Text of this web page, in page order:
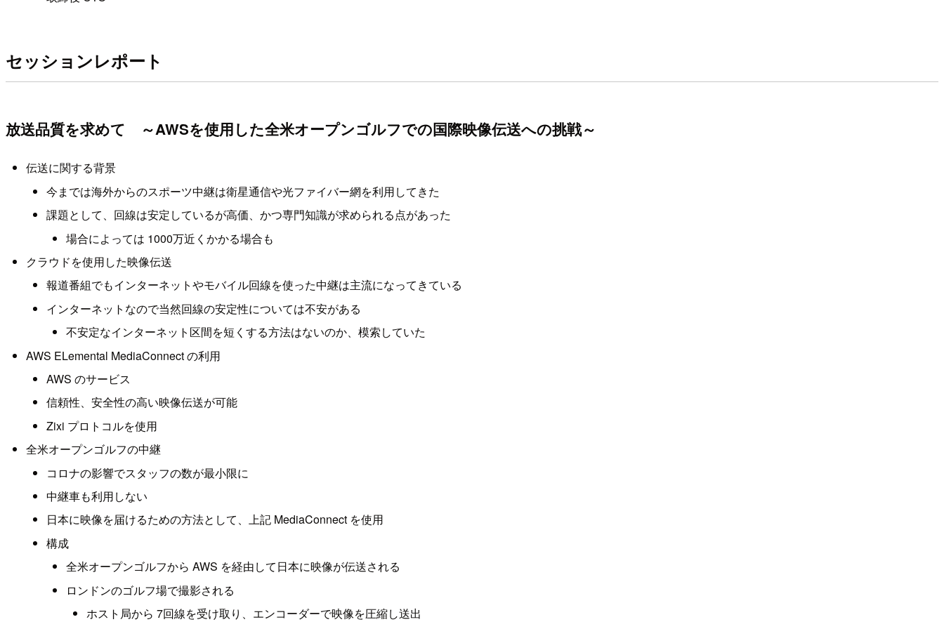
セッションレポート
放送品質を求めて ～AWSを使用した全米オープンゴルフでの国際映像伝送への挑戦～
伝送に関する背景
今までは海外からのスポーツ中継は衛星通信や光ファイバー網を利用してきた
課題として、回線は安定しているが高価、かつ専門知識が求められる点があった
場合によっては 1000万近くかかる場合も
クラウドを使用した映像伝送
報道番組でもインターネットやモバイル回線を使った中継は主流になってきている
インターネットなので当然回線の安定性については不安がある
不安定なインターネット区間を短くする方法はないのか、模索していた
AWS ELemental MediaConnect の利用
AWS のサービス
信頼性、安全性の高い映像伝送が可能
Zixi プロトコルを使用
全米オープンゴルフの中継
コロナの影響でスタッフの数が最小限に
中継車も利用しない
日本に映像を届けるための方法として、上記 MediaConnect を使用
構成
全米オープンゴルフから AWS を経由して日本に映像が伝送される
ロンドンのゴルフ場で撮影される
ホスト局から 7回線を受け取り、エンコーダーで映像を圧縮し送出